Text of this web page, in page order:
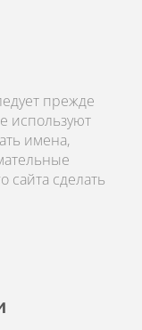
прежде
используют
имена,
сайта сделать